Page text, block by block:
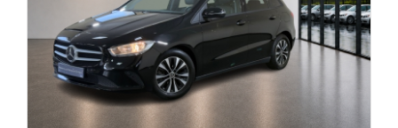
VOIR DETAILS